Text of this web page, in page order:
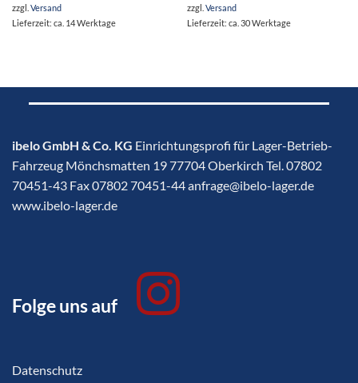
zzgl. Versand
Lieferzeit: ca. 14 Werktage
zzgl. Versand
Lieferzeit: ca. 30 Werktage
ibelo GmbH & Co. KG Einrichtungsprofi für Lager-Betrieb-
Fahrzeug Mönchsmatten 19 77704 Oberkirch Tel. 07802
70451-43 Fax 07802 70451-44 anfrage@ibelo-lager.de
www.ibelo-lager.de
Folge uns auf
Datenschutz